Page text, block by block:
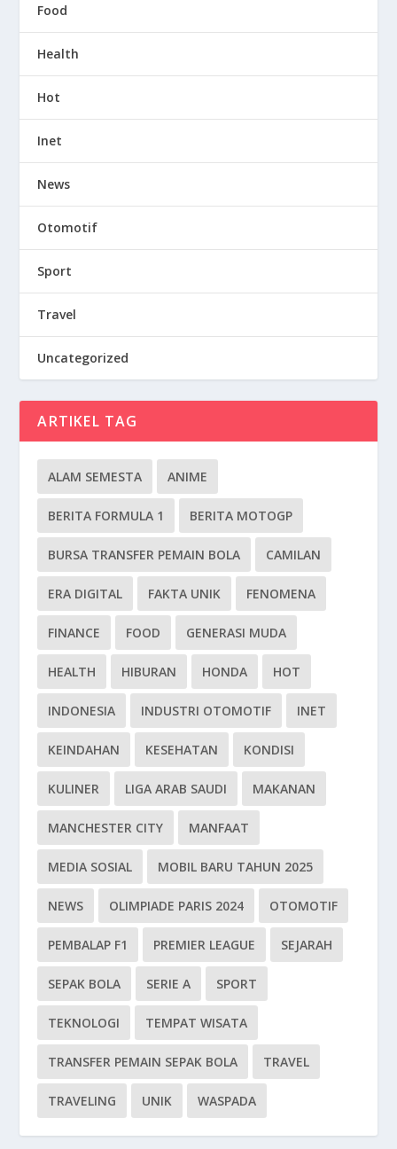
Food
Health
Hot
Inet
News
Otomotif
Sport
Travel
Uncategorized
ARTIKEL TAG
ALAM SEMESTA ANIME
BERITA FORMULA 1 BERITA MOTOGP
BURSA TRANSFER PEMAIN BOLA CAMILAN
ERA DIGITAL FAKTA UNIK FENOMENA
FINANCE FOOD GENERASI MUDA
HEALTH HIBURAN HONDA HOT
INDONESIA INDUSTRI OTOMOTIF INET
KEINDAHAN KESEHATAN KONDISI
KULINER LIGA ARAB SAUDI MAKANAN
MANCHESTER CITY MANFAAT
MEDIA SOSIAL MOBIL BARU TAHUN 2025
NEWS OLIMPIADE PARIS 2024 OTOMOTIF
PEMBALAP F1 PREMIER LEAGUE SEJARAH
SEPAK BOLA SERIE A SPORT
TEKNOLOGI TEMPAT WISATA
TRANSFER PEMAIN SEPAK BOLA TRAVEL
TRAVELING UNIK WASPADA